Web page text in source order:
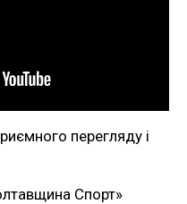
перегляду і
Спорт»